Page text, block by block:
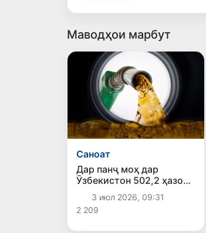
Маводҳои марбут
Саноат
Дар панҷ моҳ дар
Ӯзбекистон 502,2 ҳазор
тонна бензин истеҳсол
шудааст
3 июл 2026, 09:31
2 209